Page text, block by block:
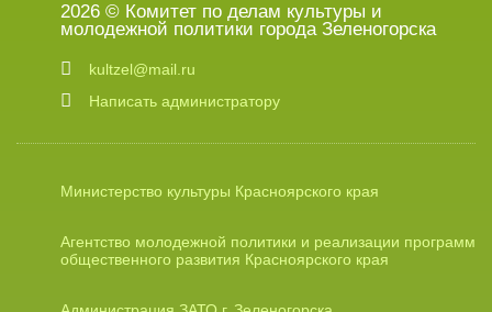
2026 © Комитет по делам культуры и
молодежной политики города Зеленогорска
kultzel@mail.ru
Написать администратору
Министерство культуры Красноярского края
Агентство молодежной политики и реализации программ
общественного развития Красноярского края